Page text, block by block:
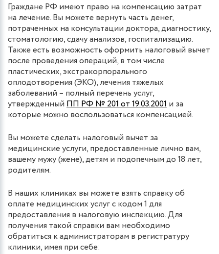
Граждане РФ имеют право на компенсацию затрат
на лечение. Вы можете вернуть часть денег,
потраченных на консультации доктора, диагностику,
стоматологию, сдачу анализов, госпитализацию.
Также есть возможность оформить налоговый вычет
после проведения операций, в том числе
пластических, экстракорпорального
оплодотворения (ЭКО), лечения тяжелых
заболеваний – полный перечень услуг,
утвержденныйПП РФ № 201 от 19.03.2001 и за
которые можно воспользоваться компенсацией.
Вы можете сделать налоговый вычет за
медицинские услуги, предоставленные лично вам,
вашему мужу (жене), детям и подопечным до 18 лет,
родителям.
В наших клиниках вы можете взять справку об
оплате медицинских услуг с кодом 1 для
предоставления в налоговую инспекцию. Для
получения такой справки вам необходимо
обратиться к администраторам в регистратуру
клиники, имея при себе: